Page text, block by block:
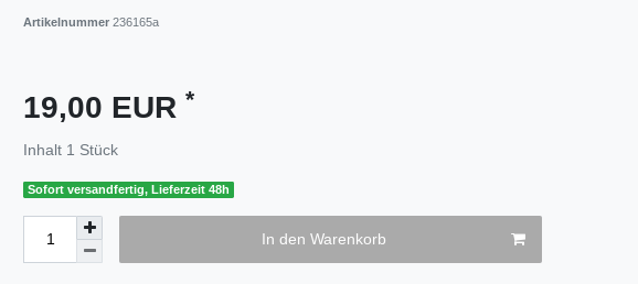
Artikelnummer 236165a
19,00 EUR *
Inhalt 1 Stück
Sofort versandfertig, Lieferzeit 48h
In den Warenkorb